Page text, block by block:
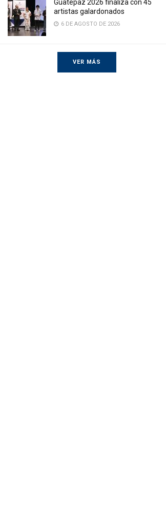
Guatepaz 2026 finaliza con 45
artistas galardonados
6 DE AGOSTO DE 2026
VER MÁS